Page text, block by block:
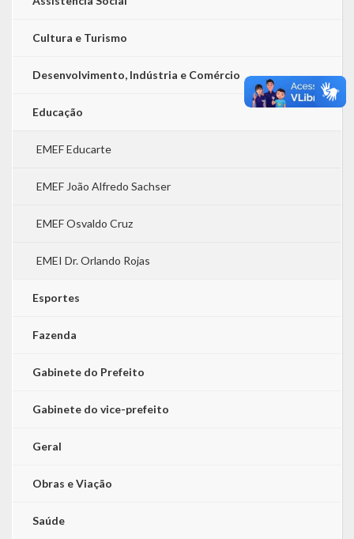
Cultura e Turismo
Desenvolvimento, Indústria e Comércio
Educação
EMEF Educarte
EMEF João Alfredo Sachser
EMEF Osvaldo Cruz
EMEI Dr. Orlando Rojas
Esportes
Fazenda
Gabinete do Prefeito
Gabinete do vice-prefeito
Geral
Obras e Viação
Saúde